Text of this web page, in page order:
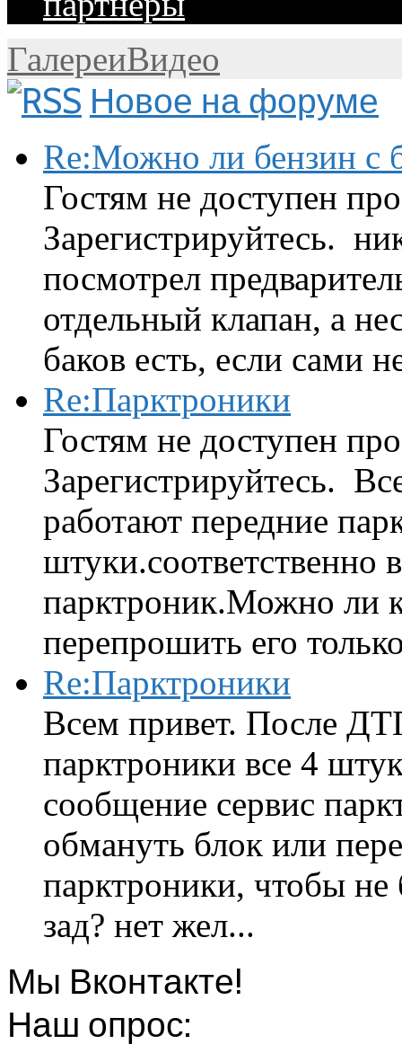
ГалереиВидео
Новое на форуме
Re:Можно ли бензин с
Гостям не доступен
Зарегистрируйтесь.
посмотрел
отдельный клапан, а
баков есть, если сами
Re:Парктроники
Гостям не доступен
Зарегистрируйтесь.
работают передние
штуки.соответственно
парктроник.Можно ли
перепрошить его
Re:Парктроники
Всем привет. После
парктроники все 4
сообщение сервис
обмануть блок или
парктроники, чтобы
зад? нет жел...
Мы Вконтакте!
Наш опрос: